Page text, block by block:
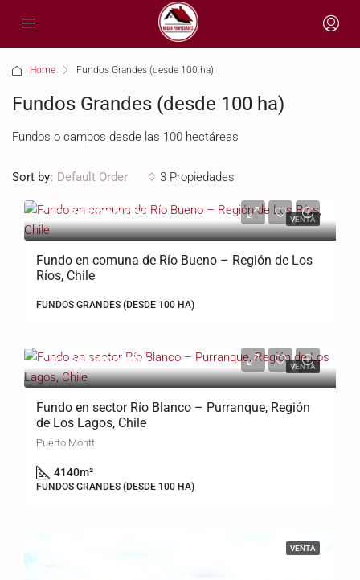
Home Fundos Grandes (desde 100 ha)
Fundos Grandes (desde 100 ha)
Fundos o campos desde las 100 hectáreas
3 Propiedades
Sort by: Default Order
VENTA
$12.562.000.000
Fundo en comuna de Río Bueno – Región de Los
Ríos, Chile
FUNDOS GRANDES (DESDE 100 HA)
VENTA
$12.636.000.000
Fundo en sector Río Blanco – Purranque, Región
de Los Lagos, Chile
Puerto Montt
4140m²
FUNDOS GRANDES (DESDE 100 HA)
VENTA